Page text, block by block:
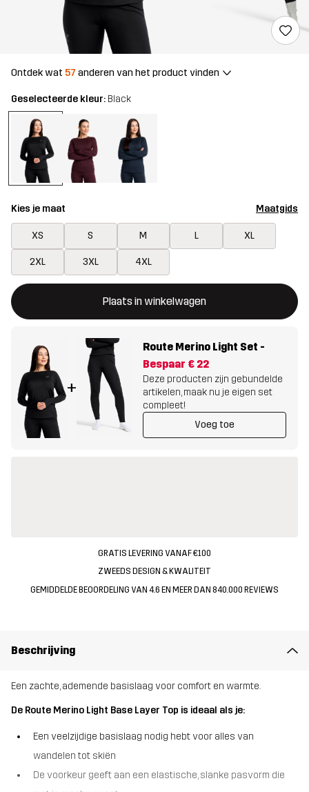
Ontdek wat 57 anderen van het product vinden
Geselecteerde kleur: Black
Kies je maat Maatgids
XS S M L XL
2XL 3XL 4XL
Plaats in winkelwagen
Deze knop opent een modal met de bevestiging van een
{{size}} niet beschikbaar
+
Route Merino Light Set -
Bespaar € 22
Deze producten zijn gebundelde
artikelen, maak nu je eigen set
compleet!
Voeg toe
GRATIS LEVERING VANAF €100
ZWEEDS DESIGN & KWALITEIT
GEMIDDELDE BEOORDELING VAN 4.6 EN MEER DAN 840.000 REVIEWS
Beschrijving
Een zachte, ademende basislaag voor comfort en warmte.
De Route Merino Light Base Layer Top is ideaal als je:
Een veelzijdige basislaag nodig hebt voor alles van
wandelen tot skiën
De voorkeur geeft aan een elastische, slanke pasvorm die